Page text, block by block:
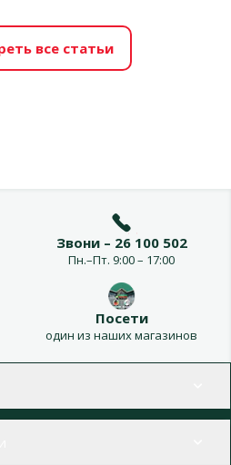
все статьи
Звони – 26 100 502
Пн.–Пт. 9:00 – 17:00
Посети
один из наших магазинов